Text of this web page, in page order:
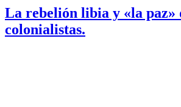
La rebelión libia y «la paz»
colonialistas.